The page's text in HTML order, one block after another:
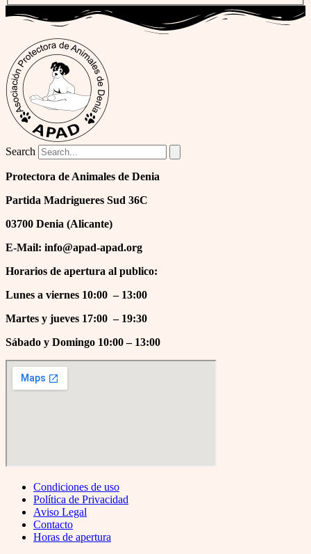
Search
Protectora de Animales de Denia
Partida Madrigueres Sud 36C
03700 Denia (Alicante)
E-Mail: info@apad-apad.org
Horarios de apertura al publico:
Lunes a viernes 10:00 – 13:00
Martes y jueves 17:00 – 19:30
Sábado y Domingo 10:00 – 13:00
Condiciones de uso
Política de Privacidad
Aviso Legal
Contacto
Horas de apertura